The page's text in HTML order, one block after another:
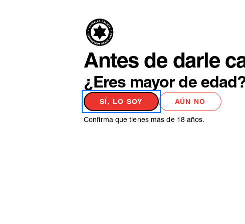
Antes de darle
¿Eres mayor de
SÍ, LO SOY AÚN NO
Confirma que tienes más de 18 años.
Os lo hemos puesto a